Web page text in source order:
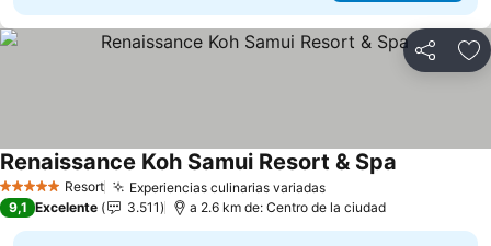
Compartir
5 Estrellas Resort Experiencias culinarias variadas
Renaissance Koh Samui Resort & Spa
9,1 Excelente 3.511 a 2.6 km de: Centro de la ciudad